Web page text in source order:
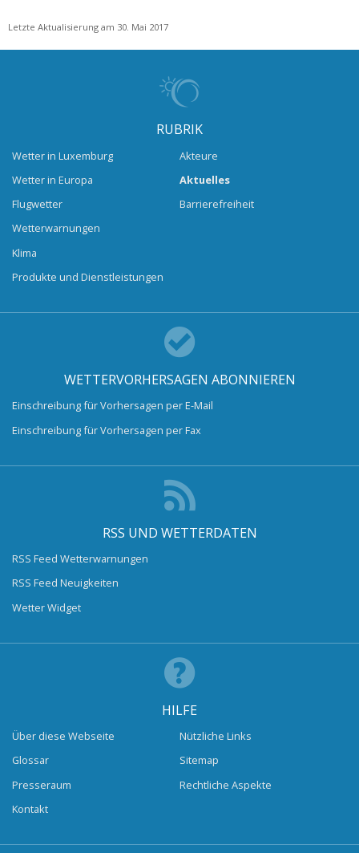
Letzte Aktualisierung am 30. Mai 2017
RUBRIK
Wetter in Luxemburg
Wetter in Europa
Flugwetter
Wetterwarnungen
Klima
Produkte und Dienstleistungen
Akteure
Aktuelles
Barrierefreiheit
WETTERVORHERSAGEN ABONNIEREN
Einschreibung für Vorhersagen per E-Mail
Einschreibung für Vorhersagen per Fax
RSS UND WETTERDATEN
RSS Feed Wetterwarnungen
RSS Feed Neuigkeiten
Wetter Widget
HILFE
Über diese Webseite
Glossar
Presseraum
Kontakt
Nützliche Links
Sitemap
Rechtliche Aspekte